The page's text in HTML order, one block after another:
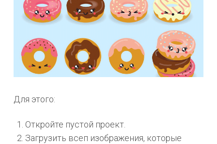
Для этого:
Откройте пустой проект.
Загрузить всеп изображения, которые